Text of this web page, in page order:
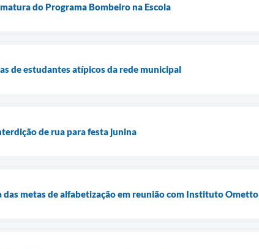
do Programa Bombeiro na Escola
de estudantes atípicos da rede municipal
de rua para festa junina
das metas de alfabetização em reunião com Instituto Ometto